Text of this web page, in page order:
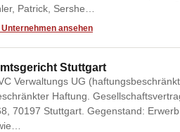
Patrick, Sershe…
ansehen
Stuttgart
Verwaltungs UG
Haftung.
70197 Stuttgart. Gegenstand: